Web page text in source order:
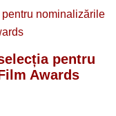
pentru
Awards